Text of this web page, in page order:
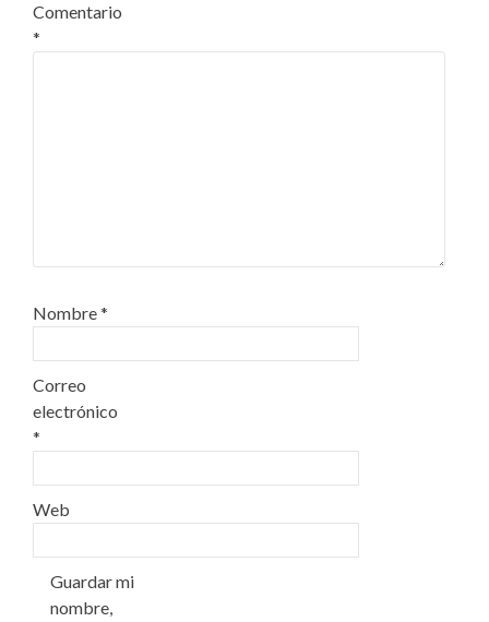
Comentario
*
Nombre*
Correo
electrónico
*
Web
Guardar mi
nombre,